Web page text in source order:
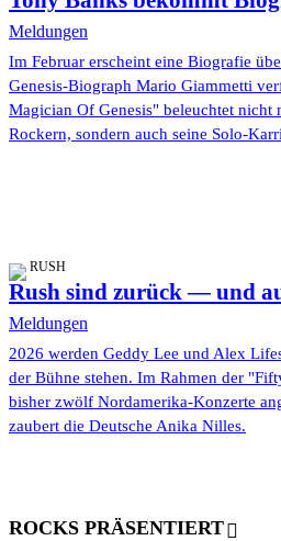
Meldungen
Im Februar erscheint eine Biografie
Genesis-Biograph Mario Giammetti
Magician Of Genesis" beleuchtet nicht
Rockern, sondern auch seine Solo-
RUSH
Rush sind zurück — und
Meldungen
2026 werden Geddy Lee und Alex
der Bühne stehen. Im Rahmen der
bisher zwölf Nordamerika-Konzerte
zaubert die Deutsche Anika Nilles.
ROCKS PRÄSENTIERT